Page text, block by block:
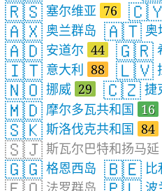
🇷🇸 塞尔维亚 76
🇦🇽 奥兰群岛 🇦🇹 奥
🇦🇩 安道尔 44 🇬🇷
🇮🇹 意大利 88 🇱🇻
🇳🇴 挪威 29 🇨🇿 捷
🇲🇩 摩尔多瓦共和国 16
🇸🇰 斯洛伐克共和国 84
🇸🇯 斯瓦尔巴特和扬马延
🇬🇬 格恩西岛 🇧🇪 比